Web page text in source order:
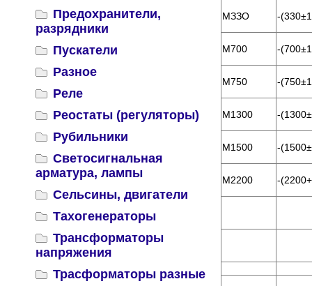
Предохранители,
разрядники
Пускатели
Разное
Реле
Реостаты (регуляторы)
Рубильники
Светосигнальная
арматура, лампы
Сельсины, двигатели
Тахогенераторы
Трансформаторы
напряжения
Трасформаторы разные
МЗЗО -
М700 -
М750 -
M1300 -
М1500 -
М2200 -